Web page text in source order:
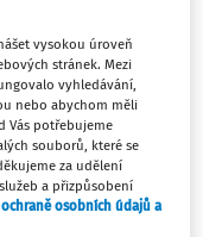
pojištění
10 000 Kč
pokud úhrnná výše
práce u téhož
měsíc tuto částku
zdaňovací období
fyzických osob ze
vysokou úroveň
stránek. Mezi
vyhledávání,
nebo abychom měli
Vás potřebujeme
souborů, které se
za udělení
a přizpůsobení
osobních údajů a